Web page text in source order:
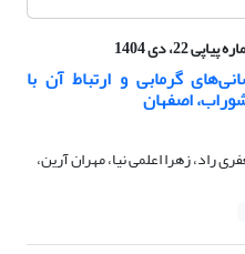
گرمابی و ارتباط آن با
اصفهان
راد، زهرا اعلمی نیا، مهران آرین،